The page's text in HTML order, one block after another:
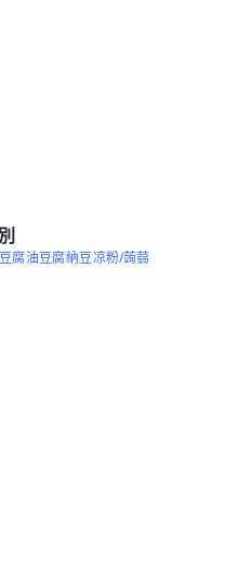
腐油豆腐納豆凉粉/蒟蒻